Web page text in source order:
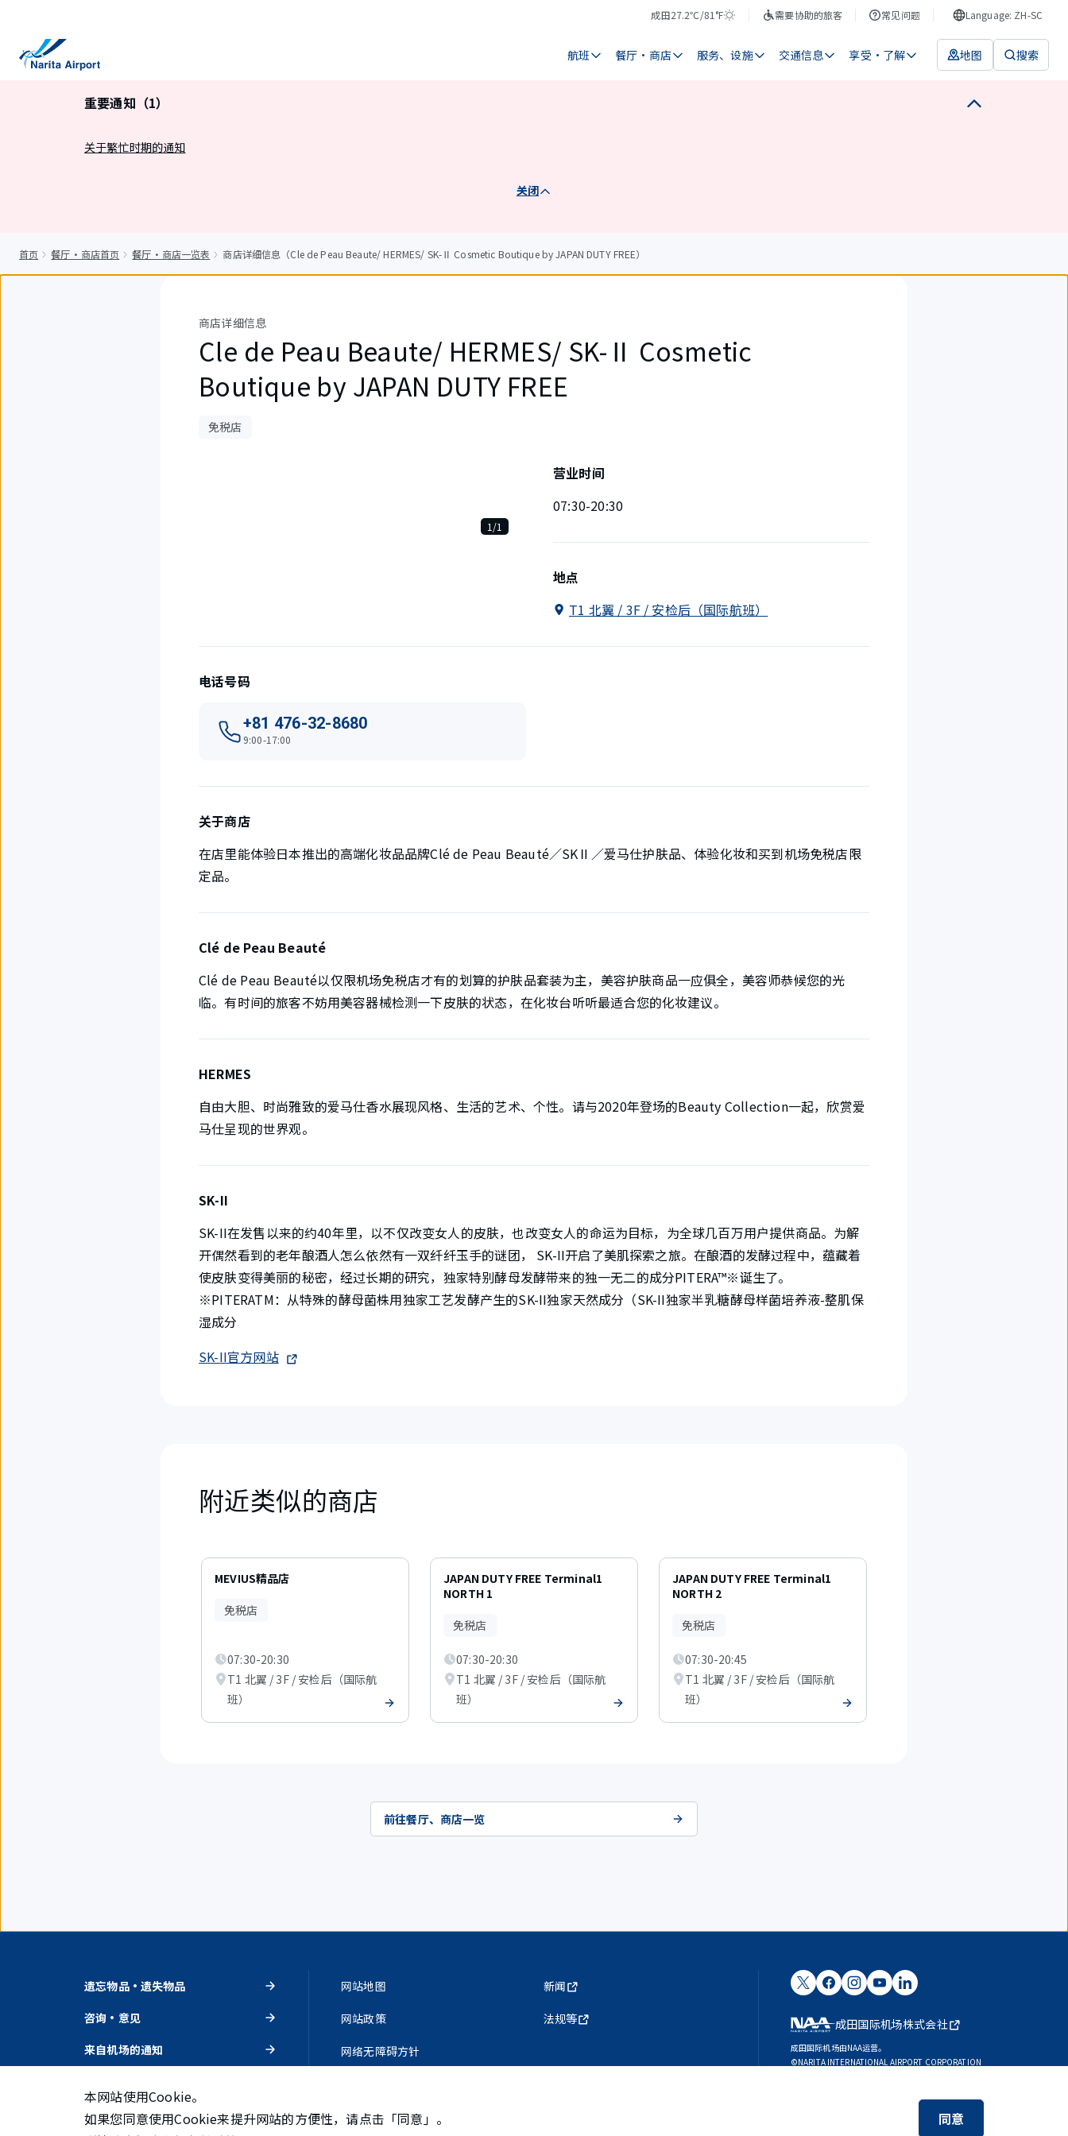
成田
气
27.2℃/81°F
天
需要协助的旅客 常见问题 Language: ZH-SC
航班 餐厅・商店 服务、设施 交通信息 享受・了解 地图 搜索
重要通知（1）
关于繁忙时期的通知
关闭
首页 餐厅・商店首页 餐厅・商店一览表 商店详细信息（Cle de Peau Beaute/ HERMES/ SK-Ⅱ Cosmetic Boutique by JAPAN DUTY FREE）
商店详细信息
Cle de Peau Beaute/ HERMES/ SK-Ⅱ Cosmetic
Boutique by JAPAN DUTY FREE
免税店
1
1/1
营业时间
07:30-20:30
地点
T1 北翼 / 3F / 安检后（国际航班）
电话号码
+81 476-32-8680
9:00-17:00
关于商店
在店里能体验日本推出的高端化妆品品牌Clé de Peau Beauté／SKⅡ／爱马仕护肤品、体验化妆和买到机场免税店限
定品。
Clé de Peau Beauté
Clé de Peau Beauté以仅限机场免税店才有的划算的护肤品套装为主，美容护肤商品一应俱全，美容师恭候您的光
临。有时间的旅客不妨用美容器械检测一下皮肤的状态，在化妆台听听最适合您的化妆建议。
HERMES
自由大胆、时尚雅致的爱马仕香水展现风格、生活的艺术、个性。请与2020年登场的Beauty Collection一起，欣赏爱
马仕呈现的世界观。
SK-II
SK-II在发售以来的约40年里，以不仅改变女人的皮肤，也改变女人的命运为目标，为全球几百万用户提供商品。为解
开偶然看到的老年酿酒人怎么依然有一双纤纤玉手的谜团， SK-II开启了美肌探索之旅。在酿酒的发酵过程中，蕴藏着
使皮肤变得美丽的秘密，经过长期的研究，独家特别酵母发酵带来的独一无二的成分PITERA™※诞生了。
※PITERATM：从特殊的酵母菌株用独家工艺发酵产生的SK-II独家天然成分（SK-II独家半乳糖酵母样菌培养液-整肌保
湿成分
SK-II官方网站
附近类似的商店
3
3
MEVIUS精品店
免税店
07:30-20:30
T1 北翼 / 3F / 安检后（国际航
班）
JAPAN DUTY FREE Terminal1
NORTH 1
免税店
07:30-20:30
T1 北翼 / 3F / 安检后（国际航
班）
JAPAN DUTY FREE Terminal1
NORTH 2
免税店
07:30-20:45
T1 北翼 / 3F / 安检后（国际航
班）
前往餐厅、商店一览
遗忘物品・遗失物品
咨询・意见
来自机场的通知
网站地图
网站政策
网络无障碍方针
新闻
法规等 成田国际机场株式会社
成田国际机场由NAA运营。
©NARITA INTERNATIONAL AIRPORT CORPORATION
本网站使用Cookie。
如果您同意使用Cookie来提升网站的方便性，请点击「同意」。
同意